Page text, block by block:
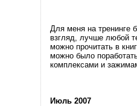
Для меня на тренинге
взгляд, лучше любой
можно прочитать в
можно было
комплексами и
Июль 2007